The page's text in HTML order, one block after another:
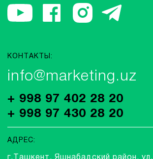
КОНТАКТЫ:
info@marketing.uz
+ 998 97 402 28 20
+ 998 97 430 28 20
АДРЕС: